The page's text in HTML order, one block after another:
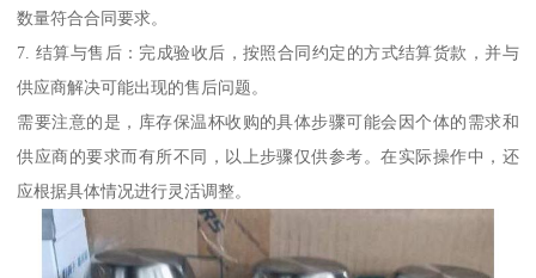
数量符合合同要求。
7. 结算与售后：完成验收后，按照合同约定的方式结算货款，并与
供应商解决可能出现的售后问题。
需要注意的是，库存保温杯收购的具体步骤可能会因个体的需求和
供应商的要求而有所不同，以上步骤仅供参考。在实际操作中，还
应根据具体情况进行灵活调整。